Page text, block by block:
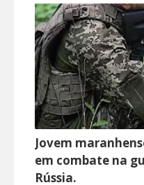
Jovem
em combate na
Rússia.